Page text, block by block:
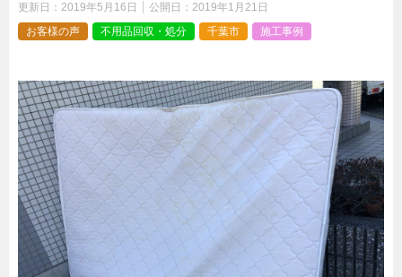
更新日： 2019年5月16日 公開日： 2019年1月21日
お客様の声
不用品回収・処分 千葉市 施工事例